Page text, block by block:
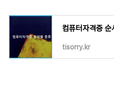
컴퓨터자격증
tisorry.kr